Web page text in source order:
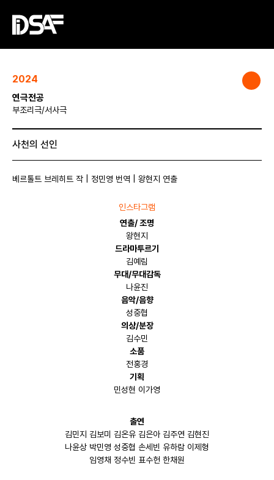
2024
연극전공
부조리극/서사극
사천의 선인
베르톨트 브레히트 작 | 정민영 번역 | 왕현지 연출
인스타그램
연출/ 조명
왕현지
드라마투르기
김예림
무대/무대감독
나윤진
음악/음향
성중협
의상/분장
김수민
소품
전홍경
기획
민성현 이가영
출연
김민지 김보미 김온유 김은아 김주연 김현진
나윤상 박민영 성중협 손세빈 유하람 이제형
임영채 정수빈 표수헌 한채원